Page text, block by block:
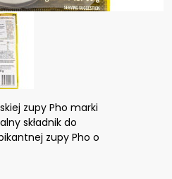
zupy Pho marki
składnik do
zupy Pho o